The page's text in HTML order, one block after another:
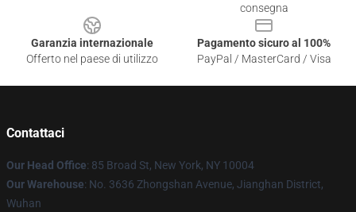
consegna
Garanzia internazionale
Offerto nel paese di utilizzo
Pagamento sicuro al 100%
PayPal / MasterCard / Visa
Contattaci
Our Head Office: 85 Broad St, New York, NY 10004
Our Warehouse: No. 3636 Zhongshan Avenue, Jianghan District,
Wuhan